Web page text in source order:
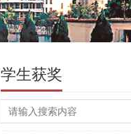
学生获奖